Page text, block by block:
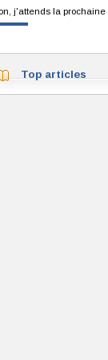
j'attends la prochaine
Top articles